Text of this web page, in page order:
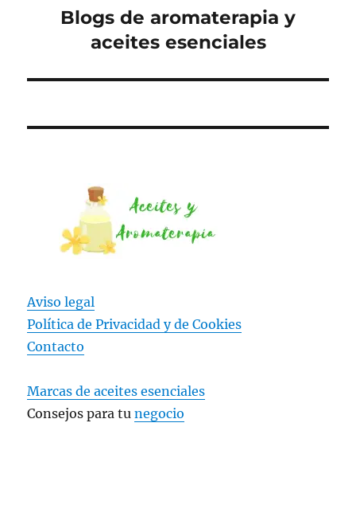
EntradaBlogs de aromaterapia y
aceites esenciales
Aviso legal
Política de Privacidad yde Cookies
Contacto
Marcas de aceites esenciales
Consejos para tunegocio